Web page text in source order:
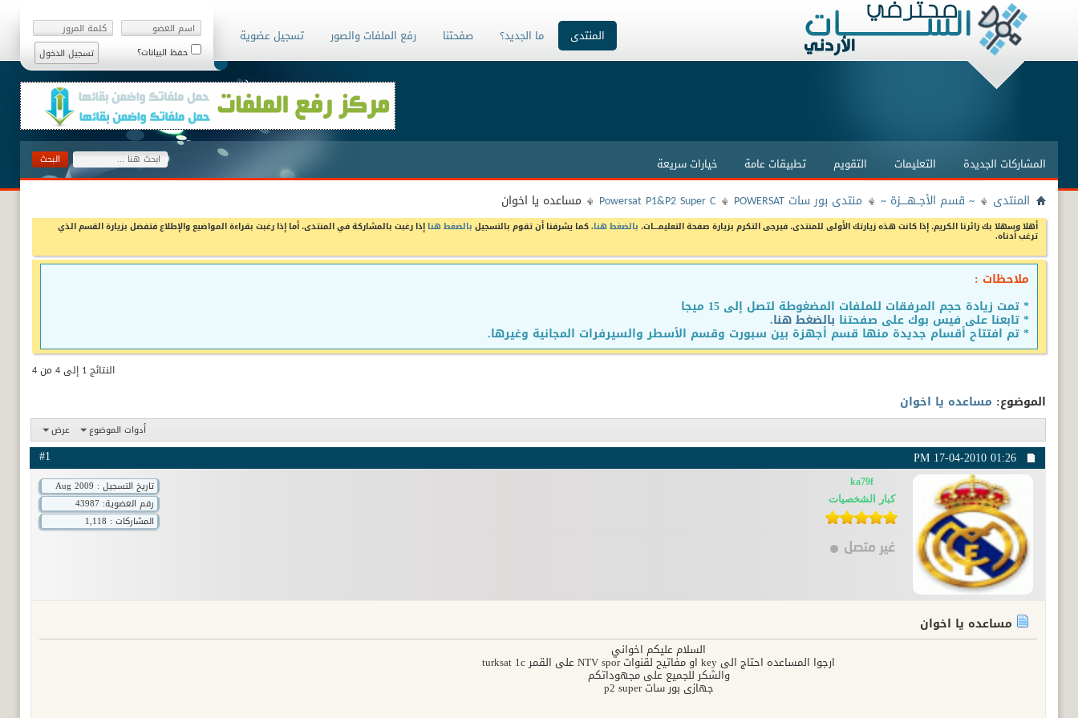
حفظ البيانات؟
المنتدى
المشاركات الجديدة التعليمات التقويم تطبيقات عامة خيارات سريعة
ما الجديد؟ صفحتنا رفع الملفات والصور تسجيل عضوية
المنتدى ~ قسم الأجــهــــزة ~ منتدى بور سات POWERSAT Powersat P1&P2 Super C مساعده يا اخوان
أهلا وسهلا بك زائرنا الكريم، إذا كانت هذه زيارتك الأولى للمنتدى، فيرجى التكرم بزيارة صفحة التعليمـــات، بالضغط هنا. كما يشرفنا أن تقوم بالتسجيل بالضغط هنا إذا رغبت بالمشاركة في المنتدى، أما إذا رغبت بقراءة المواضيع والإطلاع فتفضل بزيارة القسم الذي
ترغب أدناه.
ملاحظات :
* تمت زيادة حجم المرفقات للملفات المضغوطة لتصل إلى 15 ميجا
* تابعنا على فيس بوك على صفحتنا بالضغط هنا.
* تم افتتاح أقسام جديدة منها قسم أجهزة بين سبورت وقسم الأسطر والسيرفرات المجانية وغيرها.
النتائج 1 إلى 4 من 4
الموضوع: مساعده يا اخوان
أدوات الموضوع عرض
17-04-201001:26 PM
#1
ka79f
كبار الشخصيات
تاريخ التسجيل : Aug 2009
رقم العضوية:
المشاركات : 1,118
مساعده يا اخوان
السلام عليكم اخواني
ارجوا المساعده احتاج الى key او مفاتيح لقنوات NTV spor على القمر turksat 1c
والشكر للجميع على مجهوداتكم
جهازي بور سات p2 super